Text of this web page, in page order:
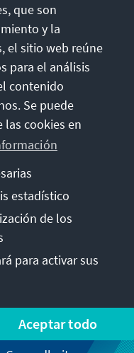
de forma
página web de la
análisis,
y evaluaciones.
que son
y la
el sitio web reúne
para el análisis
contenido
Se puede
las cookies en
estadístico
de los
para activar sus
Aceptar todo